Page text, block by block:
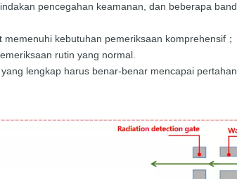
pencegahan keamanan, dan beberapa
kebutuhan pemeriksaan komprehensif；
rutin yang normal.
lengkap harus benar-benar mencapai